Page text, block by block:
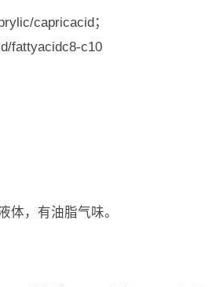
capricacid；
fattyacidc8-c10
体，有油脂气味。